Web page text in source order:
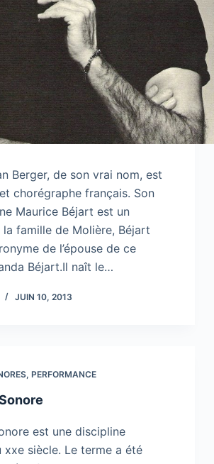
Berger, de son vrai nom, est
chorégraphe français. Son
Maurice Béjart est un
la famille de Molière, Béjart
de l’épouse de ce
Béjart.Il naît le…
JUIN 10, 2013
, PERFORMANCE
est une discipline
xxe siècle. Le terme a été